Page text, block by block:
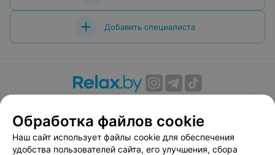
Добавить специалиста
Вакансии
Публичный договор
Способы оплаты
Публичный договор по использованию сервиса
«Афиша»
Обработка файлов cookie
Наш сайт использует файлы cookie для обеспечения
удобства пользователей сайта, его улучшения, сбора